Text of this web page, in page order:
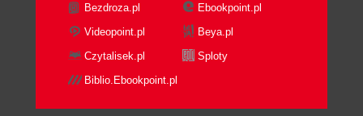
Inconsistent Models
What Is a Bounded Context?
Model Boundaries
Scope of a Bounded Context
Bounded Contexts Versus Subdomains
Bezdroza.pl
Ebookpoint.pl
Videopoint.pl
Beya.pl
Czytalisek.pl
Sploty
Biblio.Ebookpoint.pl